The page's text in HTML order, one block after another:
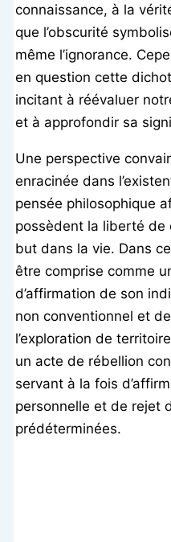
connaissance, à la
que l’obscurité
même l’ignorance.
en question cette
incitant à réévaluer
et à approfondir sa
Une perspective
enracinée dans
pensée philosophique
possèdent la liberté de
but dans la vie. Dans
être comprise comme
d’affirmation de son
non conventionnel et
l’exploration de
un acte de rébellion
servant à la fois
personnelle et de rejet
prédéterminées.